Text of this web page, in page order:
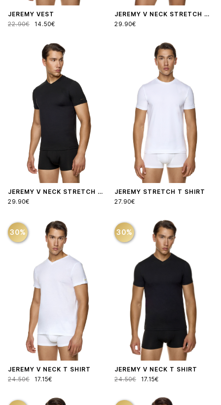
JEREMY VEST
22.90€
14.50€
JEREMY V NECK STRETCH T SHIRT
29.90€
JEREMY V NECK STRETCH T SHIRT
29.90€
JEREMY STRETCH T SHIRT
27.90€
JEREMY V NECK T SHIRT
24.50€
17.15€
30%
JEREMY V NECK T SHIRT
24.50€
17.15€
30%